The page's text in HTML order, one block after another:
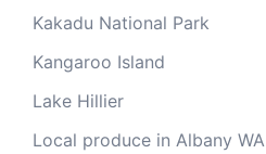
Kakadu National Park
Kangaroo Island
Lake Hillier
Local produce in Albany WA